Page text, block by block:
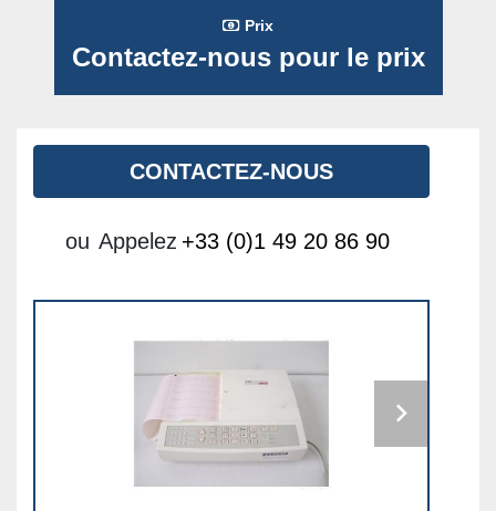
Prix
Contactez-nous pour le prix
CONTACTEZ-NOUS
ou Appelez +33 (0)1 49 20 86 90